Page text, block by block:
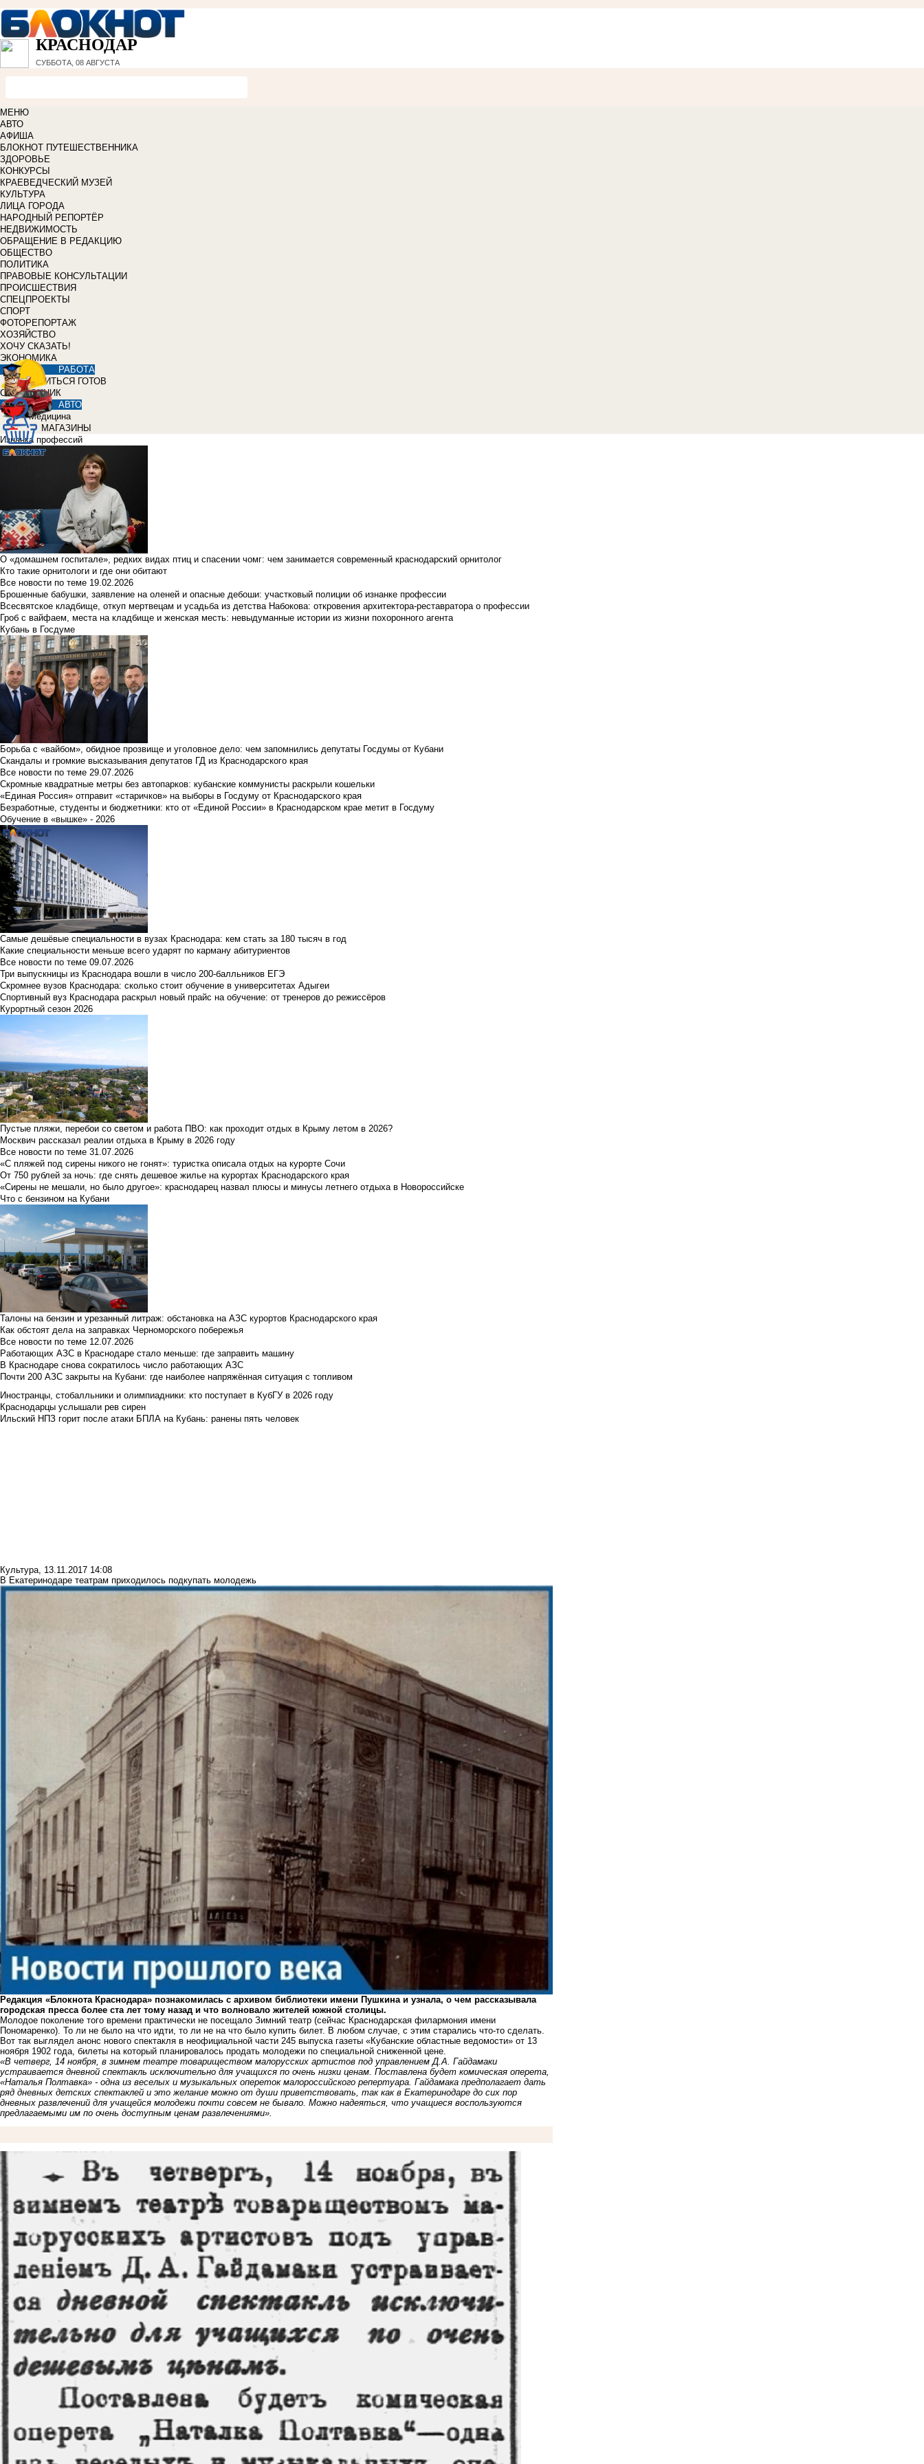
КРАСНОДАР
СУББОТА, 08 АВГУСТА
МЕНЮ
АВТО
АФИША
БЛОКНОТ ПУТЕШЕСТВЕННИКА
ЗДОРОВЬЕ
КОНКУРСЫ
КРАЕВЕДЧЕСКИЙ МУЗЕЙ
КУЛЬТУРА
ЛИЦА ГОРОДА
НАРОДНЫЙ РЕПОРТЁР
НЕДВИЖИМОСТЬ
ОБРАЩЕНИЕ В РЕДАКЦИЮ
ОБЩЕСТВО
ПОЛИТИКА
ПРАВОВЫЕ КОНСУЛЬТАЦИИ
ПРОИСШЕСТВИЯ
СПЕЦПРОЕКТЫ
СПОРТ
ФОТОРЕПОРТАЖ
ХОЗЯЙСТВО
ХОЧУ СКАЗАТЬ!
ЭКОНОМИКА
РАБОТА
УЧИТЬСЯ ГОТОВ
СПРАВОЧНИК
АВТО
Медицина
МАГАЗИНЫ
Изнанка профессий
О «домашнем госпитале», редких видах птиц и спасении чомг: чем занимается современный краснодарский орнитолог
Кто такие орнитологи и где они обитают
Все новости по теме 19.02.2026
Брошенные бабушки, заявление на оленей и опасные дебоши: участковый полиции об изнанке профессии
Всесвятское кладбище, откуп мертвецам и усадьба из детства Набокова: откровения архитектора-реставратора о профессии
Гроб с вайфаем, места на кладбище и женская месть: невыдуманные истории из жизни похоронного агента
Кубань в Госдуме
Борьба с «вайбом», обидное прозвище и уголовное дело: чем запомнились депутаты Госдумы от Кубани
Скандалы и громкие высказывания депутатов ГД из Краснодарского края
Все новости по теме 29.07.2026
Скромные квадратные метры без автопарков: кубанские коммунисты раскрыли кошельки
«Единая Россия» отправит «старичков» на выборы в Госдуму от Краснодарского края
Безработные, студенты и бюджетники: кто от «Единой России» в Краснодарском крае метит в Госдуму
Обучение в «вышке» - 2026
Самые дешёвые специальности в вузах Краснодара: кем стать за 180 тысяч в год
Какие специальности меньше всего ударят по карману абитуриентов
Все новости по теме 09.07.2026
Три выпускницы из Краснодара вошли в число 200-балльников ЕГЭ
Скромнее вузов Краснодара: сколько стоит обучение в университетах Адыгеи
Спортивный вуз Краснодара раскрыл новый прайс на обучение: от тренеров до режиссёров
Курортный сезон 2026
Пустые пляжи, перебои со светом и работа ПВО: как проходит отдых в Крыму летом в 2026?
Москвич рассказал реалии отдыха в Крыму в 2026 году
Все новости по теме 31.07.2026
«С пляжей под сирены никого не гонят»: туристка описала отдых на курорте Сочи
От 750 рублей за ночь: где снять дешевое жилье на курортах Краснодарского края
«Сирены не мешали, но было другое»: краснодарец назвал плюсы и минусы летнего отдыха в Новороссийске
Что с бензином на Кубани
Талоны на бензин и урезанный литраж: обстановка на АЗС курортов Краснодарского края
Как обстоят дела на заправках Черноморского побережья
Все новости по теме 12.07.2026
Работающих АЗС в Краснодаре стало меньше: где заправить машину
В Краснодаре снова сократилось число работающих АЗС
Почти 200 АЗС закрыты на Кубани: где наиболее напряжённая ситуация с топливом
Иностранцы, стобалльники и олимпиадники: кто поступает в КубГУ в 2026 году
Краснодарцы услышали рев сирен
Ильский НПЗ горит после атаки БПЛА на Кубань: ранены пять человек
Культура, 13.11.2017 14:08
В Екатеринодаре театрам приходилось подкупать молодежь
Редакция «Блокнота Краснодара» познакомилась с архивом библиотеки имени Пушкина и узнала, о чем рассказывала
городская пресса более ста лет тому назад и что волновало жителей южной столицы.
Молодое поколение того времени практически не посещало Зимний театр (сейчас Краснодарская филармония имени
Пономаренко). То ли не было на что идти, то ли не на что было купить билет. В любом случае, с этим старались что-то сделать.
Вот так выглядел анонс нового спектакля в неофициальной части 245 выпуска газеты «Кубанские областные ведомости» от 13
ноября 1902 года, билеты на который планировалось продать молодежи по специальной сниженной цене.
«В четверг, 14 ноября, в зимнем театре товариществом малорусских артистов под управлением Д.А. Гайдамаки
устраивается дневной спектакль исключительно для учащихся по очень низки ценам. Поставлена будет комическая оперета,
«Наталья Полтавка» - одна из веселых и музыкальных опереток малороссийского репертуара. Гайдамака предполагает дать
ряд дневных детских спектаклей и это желание можно от души приветствовать, так как в Екатеринодаре до сих пор
дневных развлечений для учащейся молодежи почти совсем не бывало. Можно надеяться, что учащиеся воспользуются
предлагаемыми им по очень доступным ценам развлечениями».